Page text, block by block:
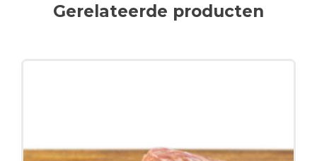
Gerelateerde producten